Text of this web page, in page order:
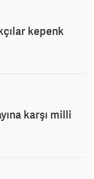
kepenk
karşı milli